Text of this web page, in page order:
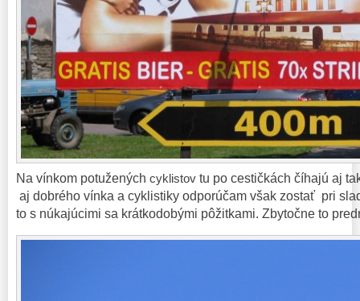
Na vínkom potužených cyklistov tu po cestičkách číhajú aj
aj dobrého vínka a cyklistiky odporúčam však zostať pri
to s núkajúcimi sa krátkodobými pôžitkami. Zbytočne to